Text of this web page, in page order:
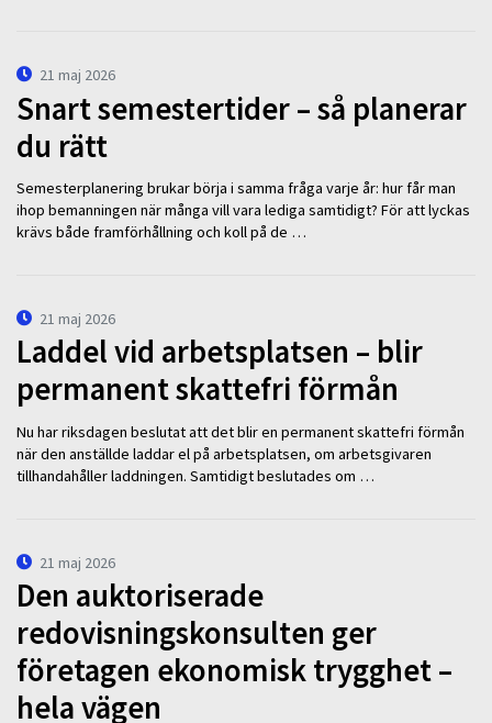
21 maj 2026
Snart semestertider – så planerar
du rätt
Semesterplanering brukar börja i samma fråga varje år: hur får man
ihop bemanningen när många vill vara lediga samtidigt? För att lyckas
krävs både framförhållning och koll på de …
21 maj 2026
Laddel vid arbetsplatsen – blir
permanent skattefri förmån
Nu har riksdagen beslutat att det blir en permanent skattefri förmån
när den anställde laddar el på arbetsplatsen, om arbetsgivaren
tillhandahåller laddningen. Samtidigt beslutades om …
21 maj 2026
Den auktoriserade
redovisningskonsulten ger
företagen ekonomisk trygghet –
hela vägen